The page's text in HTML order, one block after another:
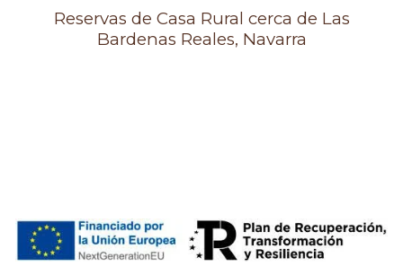
Reservas de Casa Rural cerca de Las
Bardenas Reales, Navarra